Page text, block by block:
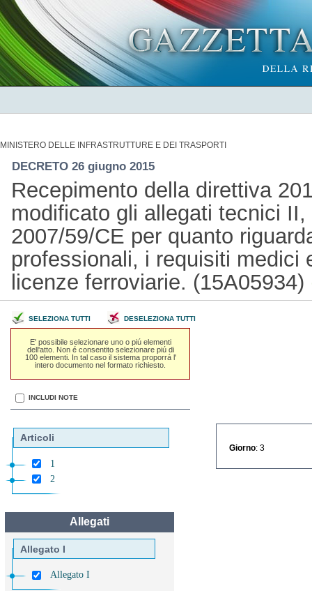
MINISTERO DELLE INFRASTRUTTURE E DEI TRASPORTI
DECRETO 26 giugno 2015
Recepimento della direttiva
modificato gli allegati tecnici
2007/59/CE per quanto
professionali, i requisiti medici
licenze ferroviarie. (15A05934)
SELEZIONA TUTTI DESELEZIONA TUTTI
E' possibile selezionare uno o piú elementi
dell'atto. Non é consentito selezionare piú di
100 elementi. In tal caso il sistema proporrá l'
intero documento nel formato richiesto.
INCLUDI NOTE
Articoli
1
2
Allegati
Allegato I
Allegato I
Giorno : 3